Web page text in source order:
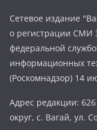
Сетевое издание
о регистрации
федеральной
информационных
(Роскомнадзор) 14
Адрес редакции:
округ, с. Вагай, ул.